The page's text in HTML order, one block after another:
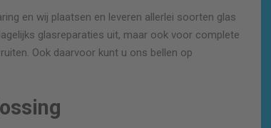
en wij plaatsen en leveren allerlei soorten glas
glasreparaties uit, maar ook voor complete
Ook daarvoor kunt u ons bellen op